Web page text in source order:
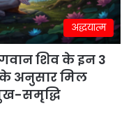
अद्धयात्म
शिव के इन 3
के अनुसार मिल
समृद्धि